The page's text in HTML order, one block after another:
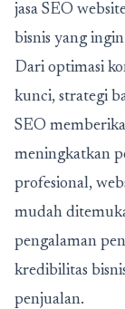
jasa SEO
bisnis yang
Dari optimasi
kunci, strategi
SEO
meningkatkan
profesional,
mudah
pengalaman
kredibilitas
penjualan.